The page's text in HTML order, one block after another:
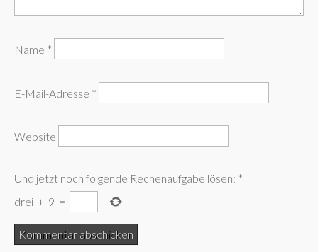
Name *
E-Mail-Adresse *
Website
Und jetzt noch folgende Rechenaufgabe lösen: *
drei + 9 =